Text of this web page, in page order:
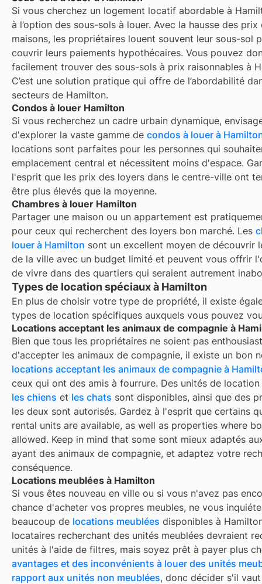
Si vous cherchez un logement locatif abordable à
à l’option des sous-sols à louer. Avec la hausse des prix
maisons, les propriétaires louent souvent leur sous-sol
couvrir leurs paiements hypothécaires. Vous pouvez
facilement trouver des sous-sols à prix raisonnables à
C’est une solution pratique qui offre de l’abordabilité
secteurs de Hamilton.
Condos à louer Hamilton
Si vous recherchez un cadre urbain dynamique,
d'explorer la vaste gamme de condos à louer à
locations sont parfaites pour les personnes qui
emplacement central et nécessitent moins d'espace.
l'esprit que les prix des loyers dans le centre-ville ont
être plus élevés que la moyenne.
Chambres à louer Hamilton
Partager une maison ou un appartement est
pour ceux qui recherchent des loyers bon marché. Les
louer à Hamilton sont un excellent moyen de découvrir
de la ville avec un budget limité et peuvent vous offrir
de vivre dans des quartiers qui seraient autrement
Types de location spéciaux à Hamilton
En plus de choisir votre type de propriété, il existe
types de location spécifiques auxquels vous pouvez
Locations acceptant les animaux de compagnie à
Bien que tous les propriétaires ne soient pas
d'accepter les animaux de compagnie, il existe un bon
locations acceptant les animaux de compagnie à
ceux qui ont des amis à fourrure. Des unités de location
les chiens et les chats sont disponibles, ainsi que des
les deux sont autorisés. Gardez à l'esprit que certains
rental units are available, as well as properties where
allowed. Keep in mind that some sont mieux adaptés
ayant des animaux de compagnie, et adaptez votre
conséquence.
Locations meublées à Hamilton
Si vous êtes nouveau en ville ou si vous n'avez pas
chance d'acheter vos propres meubles, ne vous
beaucoup de locations meublées disponibles à
locataires recherchant des unités meublées devraient
unités à l'aide de filtres, mais soyez prêt à payer plus
avantages et des inconvénients à louer des unités
rapport aux unités non meublées, donc décider s'il